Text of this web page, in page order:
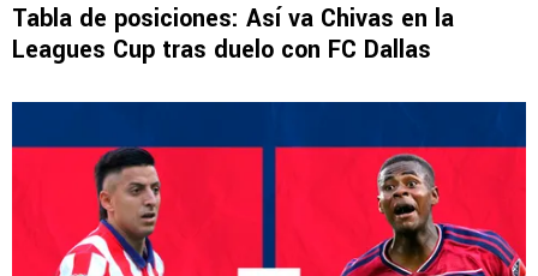
Tabla de posiciones: Así va Chivas en la
Leagues Cup tras duelo con FC Dallas